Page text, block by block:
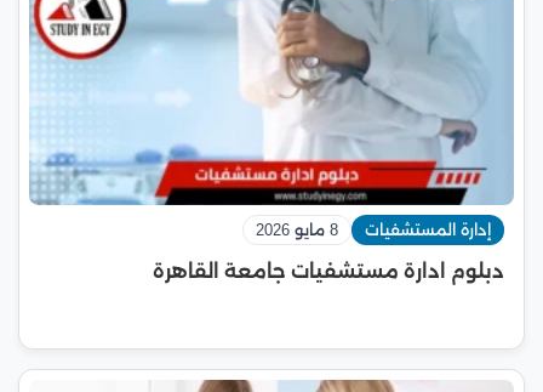
إدارة المستشفيات 8 مايو 2026
دبلوم ادارة مستشفيات جامعة القاهرة